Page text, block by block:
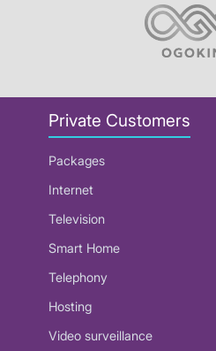
Private Customers
Packages
Internet
Television
Smart Home
Telephony
Hosting
Video surveillance